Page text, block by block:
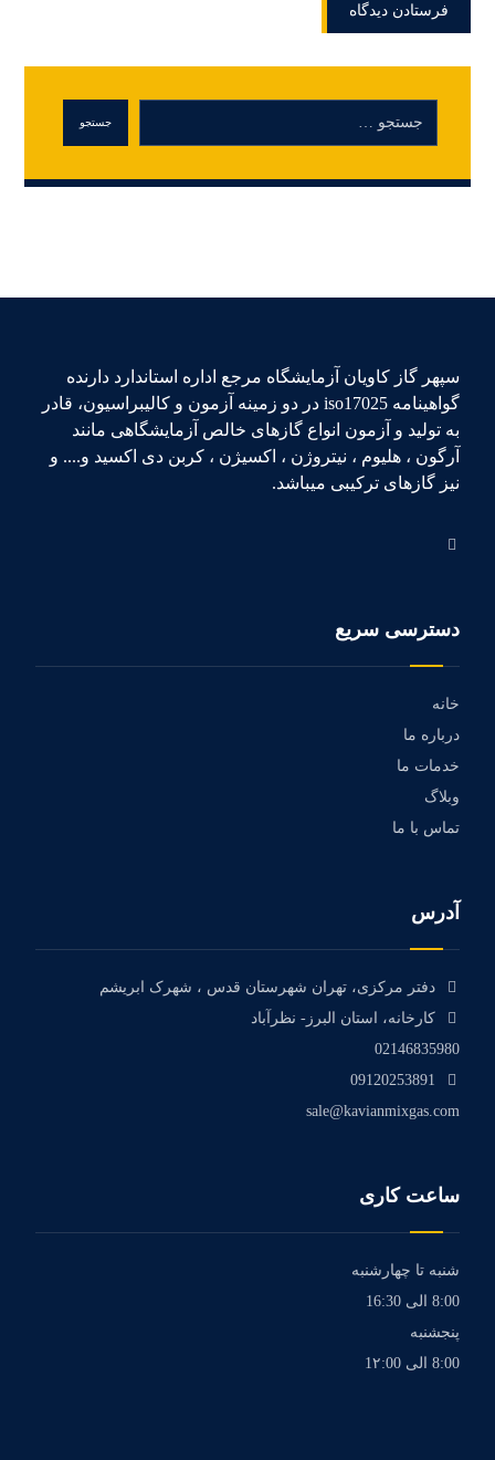
سپهر گاز کاویان آزمایشگاه مرجع اداره استاندارد دارنده
گواهینامه iso17025 در دو زمینه آزمون و کالیبراسیون، قادر
به تولید و آزمون انواع گازهای خالص آزمایشگاهی مانند
آرگون ، هلیوم ، نیتروژن ، اکسیژن ، کربن دی اکسید و.... و
نیز گازهای ترکیبی میباشد.
دسترسی سریع
خانه
درباره ما
خدمات ما
وبلاگ
تماس با ما
آدرس
دفتر مرکزی، تهران شهرستان قدس ، شهرک ابریشم
کارخانه، استان البرز- نظرآباد
02146835980
09120253891
sale@kavianmixgas.com
ساعت کاری
شنبه تا چهارشنبه
8:00 الی 16:30
پنجشنبه
8:00 الی 1۲:00